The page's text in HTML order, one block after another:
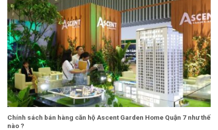
Chính sách bán hàng căn hộ Ascent Garden Home Quận 7 như thế
nào ?